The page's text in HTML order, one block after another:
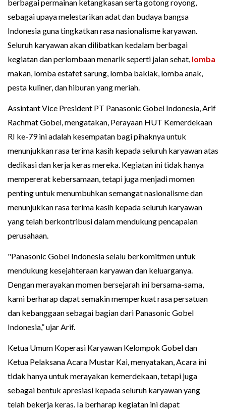
berbagai permainan ketangkasan serta gotong royong,
sebagai upaya melestarikan adat dan budaya bangsa
Indonesia guna tingkatkan rasa nasionalisme karyawan.
Seluruh karyawan akan dilibatkan kedalam berbagai
kegiatan dan perlombaan menarik seperti jalan sehat, lomba
makan, lomba estafet sarung, lomba bakiak, lomba anak,
pesta kuliner, dan hiburan yang meriah.
Assintant Vice President PT Panasonic Gobel Indonesia, Arif
Rachmat Gobel, mengatakan, Perayaan HUT Kemerdekaan
RI ke-79 ini adalah kesempatan bagi pihaknya untuk
menunjukkan rasa terima kasih kepada seluruh karyawan atas
dedikasi dan kerja keras mereka. Kegiatan ini tidak hanya
mempererat kebersamaan, tetapi juga menjadi momen
penting untuk menumbuhkan semangat nasionalisme dan
menunjukkan rasa terima kasih kepada seluruh karyawan
yang telah berkontribusi dalam mendukung pencapaian
perusahaan.
"Panasonic Gobel Indonesia selalu berkomitmen untuk
mendukung kesejahteraan karyawan dan keluarganya.
Dengan merayakan momen bersejarah ini bersama-sama,
kami berharap dapat semakin memperkuat rasa persatuan
dan kebanggaan sebagai bagian dari Panasonic Gobel
Indonesia,” ujar Arif.
Ketua Umum Koperasi Karyawan Kelompok Gobel dan
Ketua Pelaksana Acara Mustar Kai, menyatakan, Acara ini
tidak hanya untuk merayakan kemerdekaan, tetapi juga
sebagai bentuk apresiasi kepada seluruh karyawan yang
telah bekerja keras. Ia berharap kegiatan ini dapat